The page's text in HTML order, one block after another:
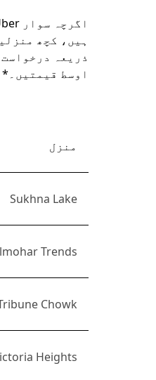
ہیں، کچھ
ذریعہ
اوسط قیمتیں۔*
منزل
Sukhna Lake
Trends
Chowk
Heights